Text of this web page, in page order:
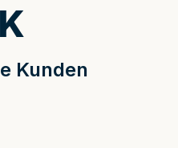
Kunden
K